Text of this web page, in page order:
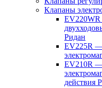
Клапаны
Ридан
EV225R —
EV210R —
действия